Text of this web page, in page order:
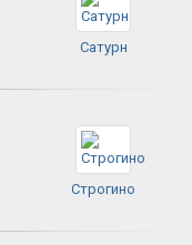
Сатурн
Строгино